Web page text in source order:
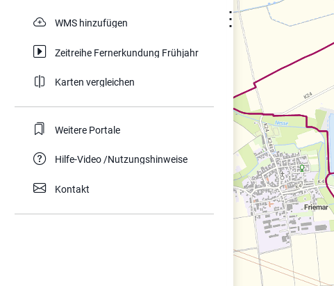
WMS hinzufügen
Zeitreihe Fernerkundung Frühjahr
Karten vergleichen
Weitere Portale
Hilfe-Video /Nutzungshinweise
Kontakt
⋮